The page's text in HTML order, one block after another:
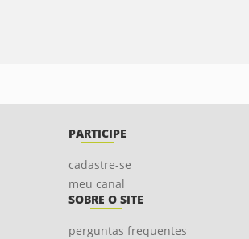
PARTICIPE
cadastre-se
meu canal
SOBRE O SITE
perguntas frequentes